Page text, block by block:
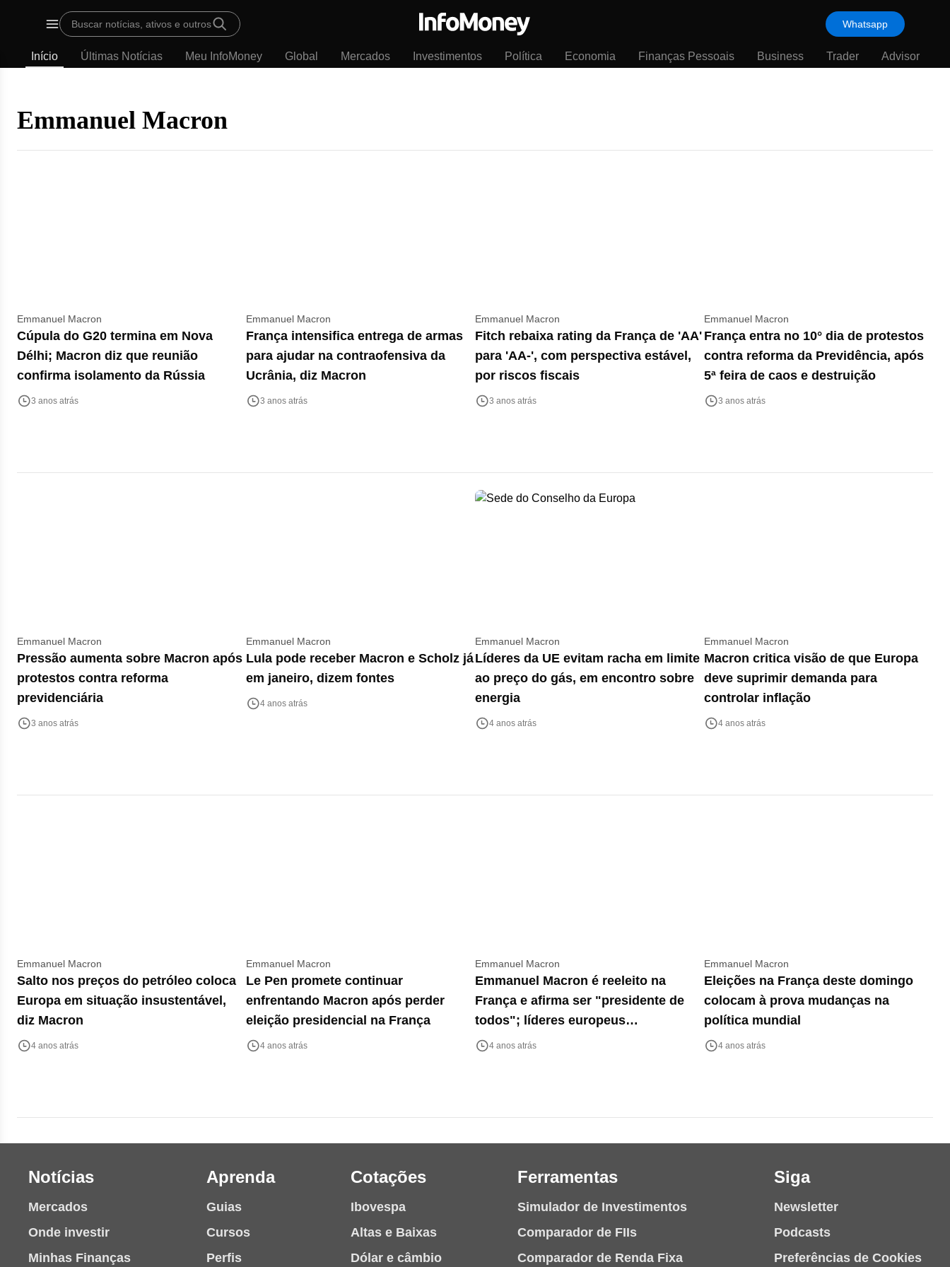
Últimas
InfoMoney
Menu
Buscar notícias, ativos e outros Whatsapp
Início Últimas Notícias Meu InfoMoney Global Mercados Investimentos Política Economia Finanças Pessoais Business Trader Advisor
Emmanuel Macron
Emmanuel Macron
Cúpula do G20 termina em Nova
Délhi; Macron diz que reunião
confirma isolamento da Rússia
3 anos atrás
Emmanuel Macron
França intensifica entrega de armas
para ajudar na contraofensiva da
Ucrânia, diz Macron
3 anos atrás
Emmanuel Macron
Fitch rebaixa rating da França de 'AA'
para 'AA-', com perspectiva estável,
por riscos fiscais
3 anos atrás
Emmanuel Macron
França entra no 10° dia de protestos
contra reforma da Previdência, após
5ª feira de caos e destruição
3 anos atrás
Emmanuel Macron
Pressão aumenta sobre Macron após
protestos contra reforma
previdenciária
3 anos atrás
Emmanuel Macron
Lula pode receber Macron e Scholz já
em janeiro, dizem fontes
4 anos atrás
Emmanuel Macron
Líderes da UE evitam racha em limite
ao preço do gás, em encontro sobre
energia
4 anos atrás
Emmanuel Macron
Macron critica visão de que Europa
deve suprimir demanda para
controlar inflação
4 anos atrás
Emmanuel Macron
Salto nos preços do petróleo coloca
Europa em situação insustentável,
diz Macron
4 anos atrás
Emmanuel Macron
Le Pen promete continuar
enfrentando Macron após perder
eleição presidencial na França
4 anos atrás
Emmanuel Macron
Emmanuel Macron é reeleito na
França e afirma ser "presidente de
todos"; líderes europeus
parabenizam por vitória
4 anos atrás
Emmanuel Macron
Eleições na França deste domingo
colocam à prova mudanças na
política mundial
4 anos atrás
Notícias
Mercados
Onde investir
Minhas Finanças
Aprenda
Guias
Cursos
Perfis
Cotações
Ibovespa
Altas e Baixas
Dólar e câmbio
Ferramentas
Simulador de Investimentos
Comparador de FIIs
Comparador de Renda Fixa
Siga
Newsletter
Podcasts
Preferências de Cookies